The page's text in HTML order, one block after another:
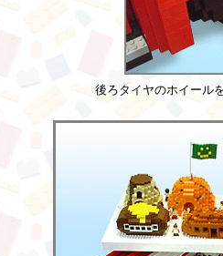
後ろタイヤのホイール